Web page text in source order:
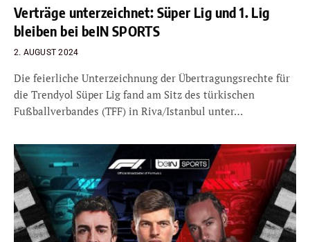
Verträge unterzeichnet: Süper Lig und 1. Lig
bleiben bei beIN SPORTS
2. AUGUST 2024
Die feierliche Unterzeichnung der Übertragungsrechte für
die Trendyol Süper Lig fand am Sitz des türkischen
Fußballverbandes (TFF) in Riva/Istanbul unter…